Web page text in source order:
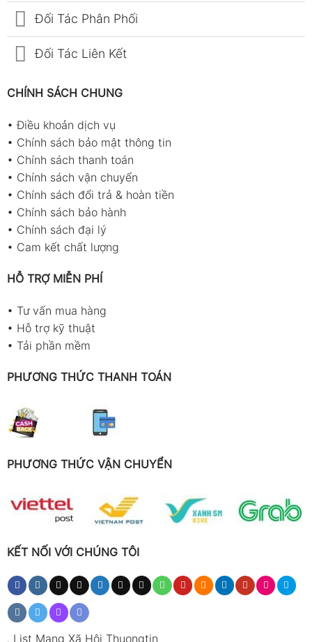
Đối Tác Phân Phối
Đối Tác Liên Kết
CHÍNH SÁCH CHUNG
•Điều khoản dịch vụ
• Chính sách bảo mật thông tin
• Chính sách thanh toán
• Chính sách vận chuyển
• Chính sách đổi trả & hoàn tiền
• Chính sách bảo hành
• Chính sách đại lý
• Cam kết chất lượng
HỖ TRỢ MIỄN PHÍ
• Tư vấn mua hàng
• Hỗ trợ kỹ thuật
• Tải phần mềm
PHƯƠNG THỨC THANH TOÁN
PHƯƠNG THỨC VẬN CHUYỂN
KẾT NỐI VỚI CHÚNG TÔI
. List Mạng Xã Hội Thuongtin